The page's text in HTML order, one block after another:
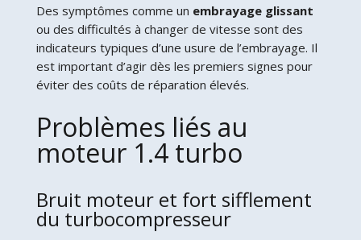
Des symptômes comme un embrayage glissant
ou des difficultés à changer de vitesse sont des
indicateurs typiques d’une usure de l’embrayage. Il
est important d’agir dès les premiers signes pour
éviter des coûts de réparation élevés.
Problèmes liés au
moteur 1.4 turbo
Bruit moteur et fort sifflement
du turbocompresseur